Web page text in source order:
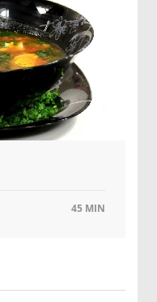
45 MIN